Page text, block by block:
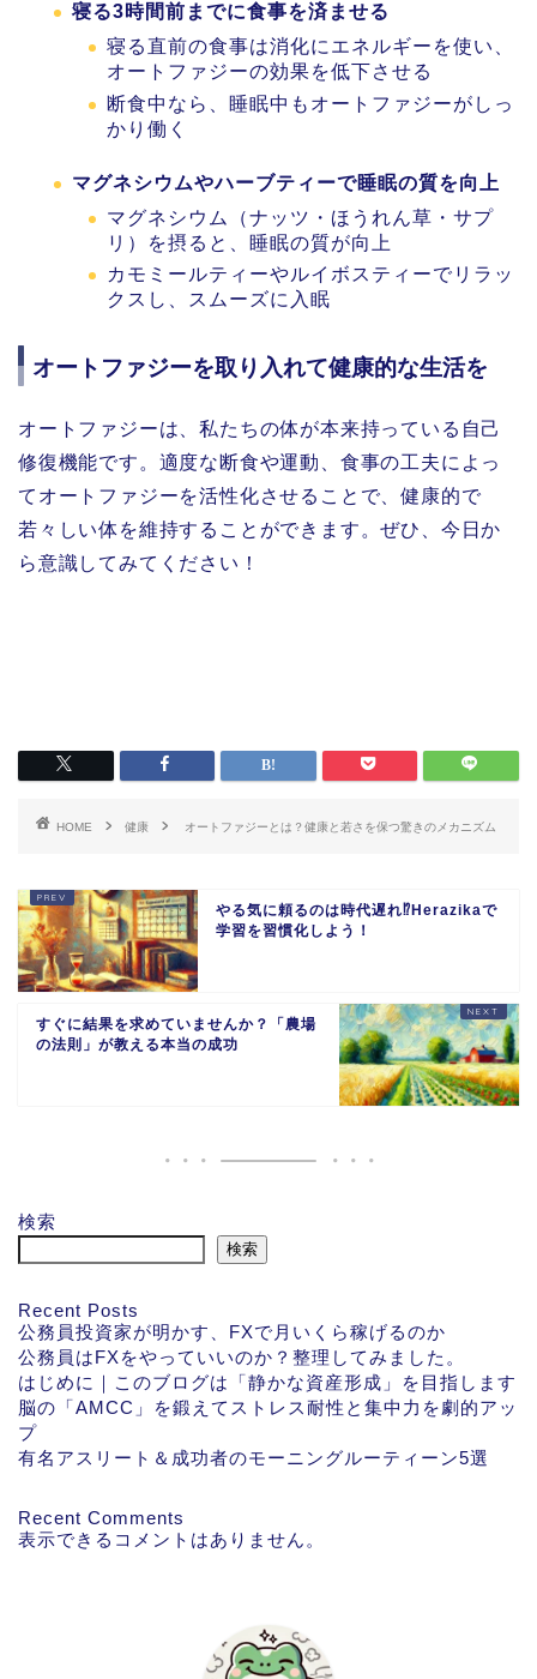
寝る3時間前までに食事を済ませる
寝る直前の食事は消化にエネルギーを使い、
オートファジーの効果を低下させる
断食中なら、睡眠中もオートファジーがしっ
かり働く
マグネシウムやハーブティーで睡眠の質を向上
マグネシウム（ナッツ・ほうれん草・サプ
リ）を摂ると、睡眠の質が向上
カモミールティーやルイボスティーでリラッ
クスし、スムーズに入眠
オートファジーを取り入れて健康的な生活を
オートファジーは、私たちの体が本来持っている自己
修復機能です。適度な断食や運動、食事の工夫によっ
てオートファジーを活性化させることで、健康的で
若々しい体を維持することができます。ぜひ、今日か
ら意識してみてください！
HOME 健康 オートファジーとは？健康と若さを保つ驚きのメカニズム
やる気に頼るのは時代遅れ⁉Herazikaで
学習を習慣化しよう！
すぐに結果を求めていませんか？「農場
の法則」が教える本当の成功
検索
検索
Recent Posts
公務員投資家が明かす、FXで月いくら稼げるのか
公務員はFXをやっていいのか？整理してみました。
はじめに｜このブログは「静かな資産形成」を目指します
脳の「AMCC」を鍛えてストレス耐性と集中力を劇的アッ
プ
有名アスリート＆成功者のモーニングルーティーン5選
Recent Comments
表示できるコメントはありません。